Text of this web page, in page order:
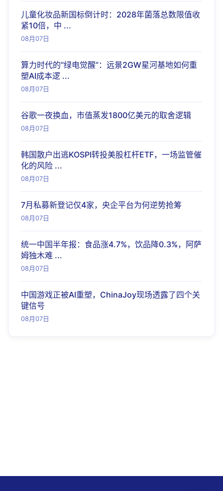
儿童化妆品新国标倒计时：2028年菌落总数限值收
紧10倍，中 ...
08月07日
算力时代的“绿电觉醒”：远景2GW星河基地如何重
塑AI成本逻 ...
08月07日
谷歌一夜换血，市值蒸发1800亿美元的取舍逻辑
08月07日
韩国散户出逃KOSPI转投美股杠杆ETF，一场监管催
化的风险 ...
08月07日
7月私募新登记仅4家，央企平台为何逆势抢筹
08月07日
统一中国半年报：食品涨4.7%，饮品降0.3%，阿萨
姆独木难 ...
08月07日
中国游戏正被AI重塑，ChinaJoy现场透露了四个关
键信号
08月07日